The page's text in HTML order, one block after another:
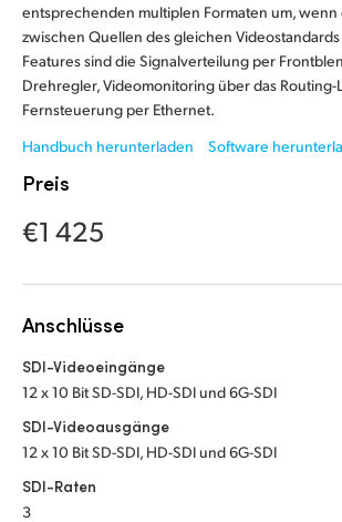
Italy
Japan
Korea
Poland
Portugal
Singapore
entsprechenden multiplen Formaten um, wenn
zwischen Quellen des gleichen
Features sind die Signalverteilung per
Drehregler, Videomonitoring über das Routing-
Fernsteuerung per Ethernet.
Handbuch herunterladen
Software
Preis
€1 425
Anschlüsse
SDI-Videoeingänge
12 x 10 Bit SD-SDI, HD-SDI und 6G-SDI
SDI-Videoausgänge
12 x 10 Bit SD-SDI, HD-SDI und 6G-SDI
SDI-Raten
3